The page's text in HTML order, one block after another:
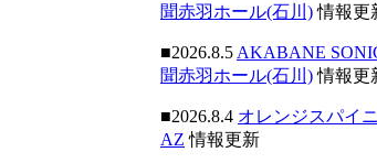
聞赤羽ホール(石川)情報更
■2026.8.5 AKABANE
聞赤羽ホール(石川)情報更
■2026.8.4 オレンジスパイ
AZ 情報更新